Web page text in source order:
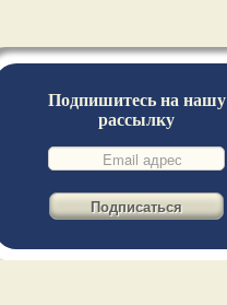
Подпишитесь на нашу
рассылку